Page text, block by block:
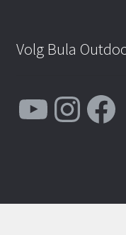
Volg Bula
YouTube Instagram Facebook